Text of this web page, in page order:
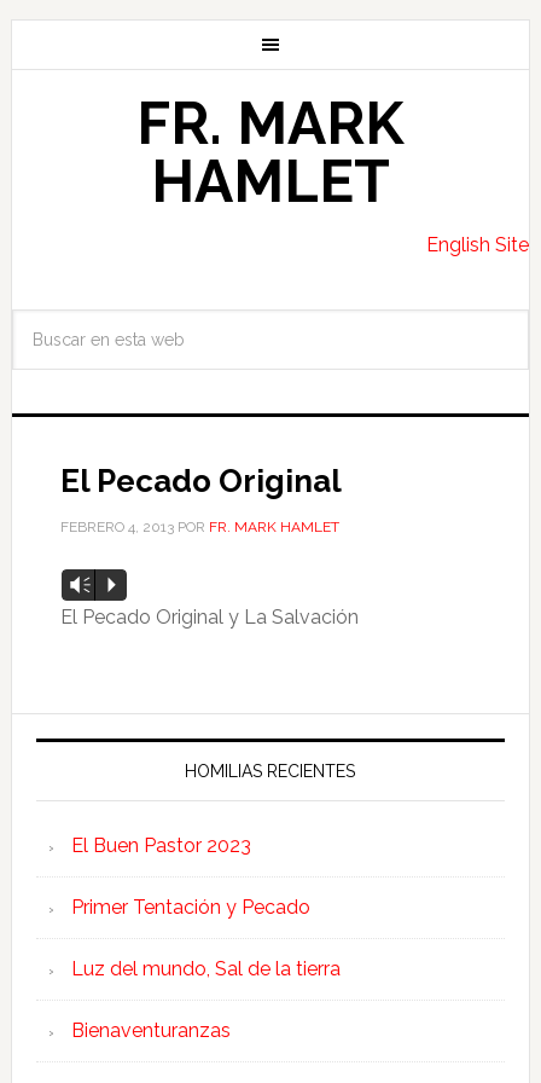
FR. MARK
HAMLET
English Site
El Pecado Original
FEBRERO 4, 2013POR FR. MARK HAMLET
Reproductor
de
Vm P
El Pecado Original y La Salvación
HOMILIAS RECIENTES
El Buen Pastor 2023
Primer Tentación y Pecado
Luz del mundo, Sal de la tierra
Bienaventuranzas